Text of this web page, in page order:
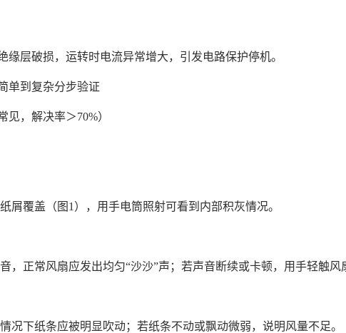
缘层破损，运转时电流异常增大，引发电路保护停机。
单到复杂分步验证
见，解决率＞70%）
屑覆盖（图1），用手电筒照射可看到内部积灰情况。
，正常风扇应发出均匀“沙沙”声；若声音断续或卡顿，用手轻触
况下纸条应被明显吹动；若纸条不动或飘动微弱，说明风量不足。